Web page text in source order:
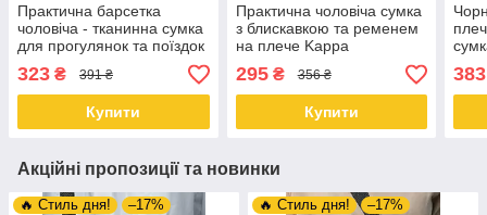
Практична барсетка
чоловіча - тканинна сумка
для прогулянок та поїздок
323 ₴ 391 ₴
Купити
Практична чоловіча сумка
з блискавкою та ременем
на плече Kappa
295₴ 356 ₴
Купити
383
Акційні пропозиції та новинки
🔥 Стиль дня! –17% 🔥 Стиль дня! –17%